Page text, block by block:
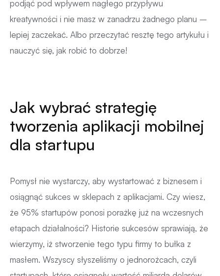
podjąć pod wpływem nagłego przypływu
kreatywności i nie masz w zanadrzu żadnego planu –
lepiej zaczekać. Albo przeczytać resztę tego artykułu i
nauczyć się, jak robić to dobrze!
Jak wybrać strategię
tworzenia aplikacji mobilnej
dla startupu
Pomysł nie wystarczy, aby wystartować z biznesem i
osiągnąć sukces w sklepach z aplikacjami. Czy wiesz,
że 95% startupów ponosi porażkę już na wczesnych
etapach działalności? Historie sukcesów sprawiają, że
wierzymy, iż stworzenie tego typu firmy to bułka z
masłem. Wszyscy słyszeliśmy o jednorożcach, czyli